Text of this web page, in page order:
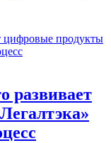
развивает